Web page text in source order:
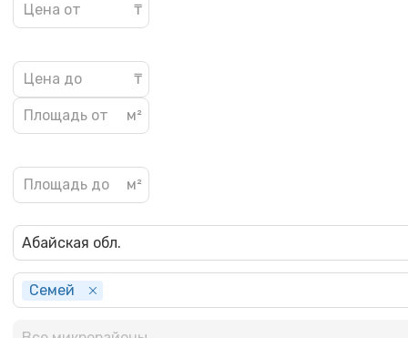
Абайская обл.
Семей